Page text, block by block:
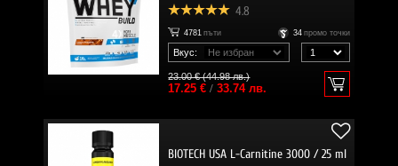
4.8
4781 пъти 34 промо точки
Вкус:
23.00 € (44.98 лв.)
17.25 €/ 33.74 лв.
BIOTECH USA L-Carnitine 3000 / 25 ml